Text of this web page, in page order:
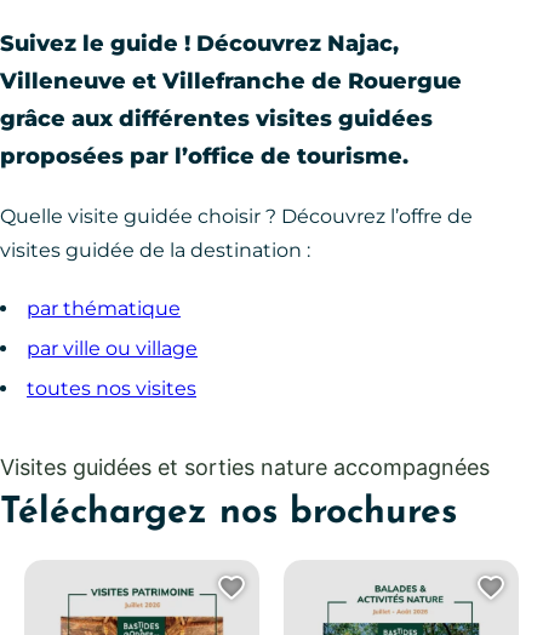
Suivez le guide ! Découvrez Najac,
Villeneuve et Villefranche de Rouergue
grâce aux différentes visites guidées
proposées par l’office de tourisme.
Quelle visite guidée choisir ? Découvrez l’offre de
visites guidée de la destination :
par thématique
par ville ou village
toutes nos visites
Visites guidées et sorties nature accompagnées
Téléchargez nos brochures
Ajouter cette page au